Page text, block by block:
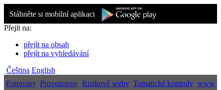
Stáhněte si mobilní aplikaci
Přejít na:
přejít na obsah
přejít na vyhledávání
Čeština English
Potraviny Provozovny Rizikové weby Tematické kontroly www